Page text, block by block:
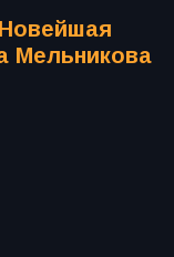
Мельникова